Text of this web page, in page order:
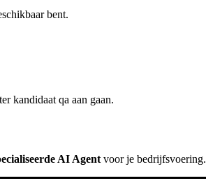
bent.
kandidaat qa aan gaan.
AI Agent voor je bedrijfsvoering.